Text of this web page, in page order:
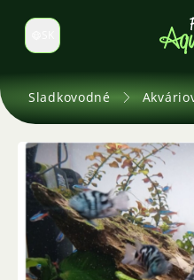
Prepnúť jazyk
Sladkovodné